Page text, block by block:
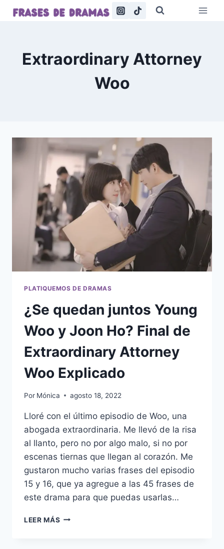
Saltar
Extraordinary Attorney
Woo
PLATIQUEMOS DE DRAMAS
¿Se quedan juntos Young
Woo y Joon Ho? Final de
Extraordinary Attorney
Woo Explicado
Por Mónica agosto 18, 2022
Lloré con el último episodio de Woo, una
abogada extraordinaria. Me llevó de la risa
al llanto, pero no por algo malo, si no por
escenas tiernas que llegan al corazón. Me
gustaron mucho varias frases del episodio
15 y 16, que ya agregue a las 45 frases de
este drama para que puedas usarlas…
LEER MÁS ¿SE